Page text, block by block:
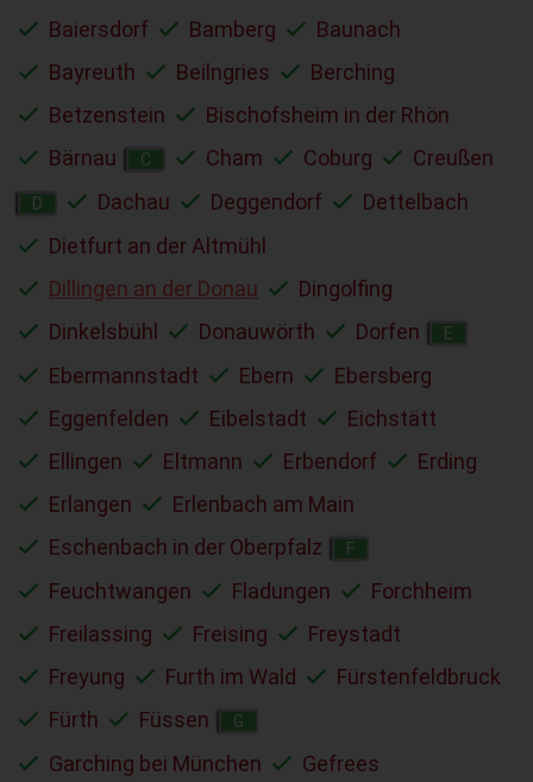
Baiersdorf
Bamberg
Baunach
Bayreuth
Beilngries
Berching
Betzenstein
Bischofsheim in der Rhön
Bärnau
C Cham Coburg Creußen
D Dachau Deggendorf
Dettelbach
Dietfurt an der Altmühl
Dillingen an der Donau
Dingolfing
Dinkelsbühl
Donauwörth Dorfen E
Ebermannstadt Ebern
Ebersberg
Eggenfelden
Eibelstadt
Eichstätt
Ellingen
Eltmann Erbendorf
Erding
Erlangen
Erlenbach am Main
Eschenbach in der Oberpfalz
F
Feuchtwangen Fladungen
Forchheim
Freilassing
Freising
Freystadt
Freyung
Furth im Wald
Fürstenfeldbruck
Fürth
Füssen G
Garching bei München Gefrees